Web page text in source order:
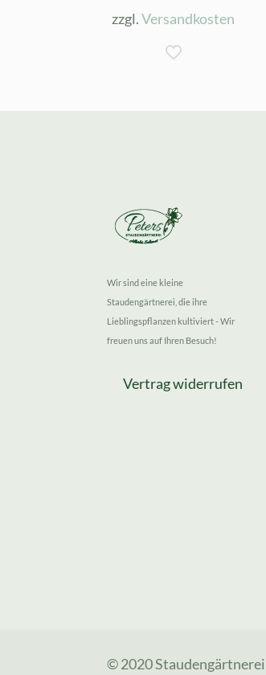
zzgl.Versandkosten
Wir sind eine kleine
Staudengärtnerei, die ihre
Lieblingspflanzen kultiviert - Wir
freuen uns auf Ihren Besuch!
Vertrag widerrufen
© 2020